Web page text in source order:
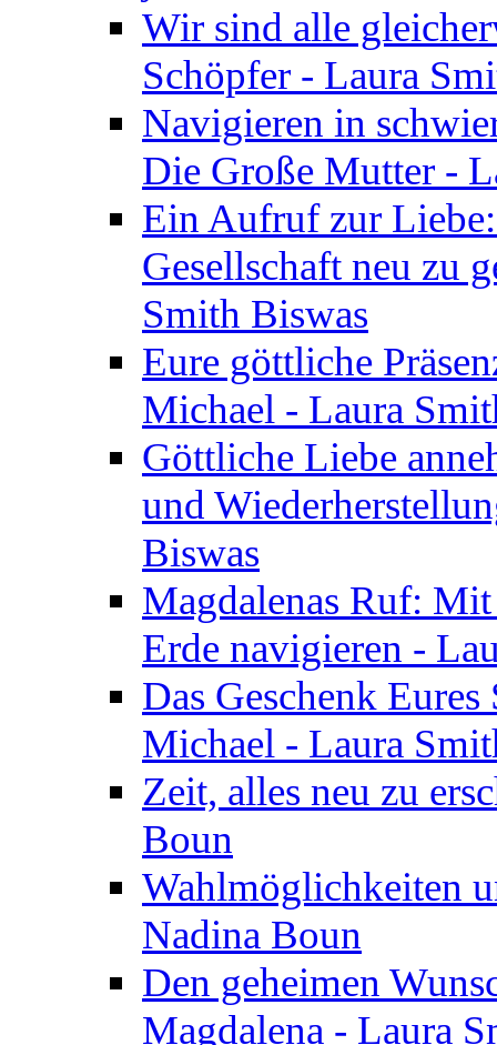
Wir sind alle
Schöpfer - Laura
Navigieren in
Die Große Mutter -
Ein Aufruf zur
Gesellschaft neu zu
Smith Biswas
Eure göttliche
Michael - Laura
Göttliche Liebe
und
Biswas
Magdalenas Ruf:
Erde navigieren -
Das Geschenk
Michael - Laura
Zeit, alles neu zu
Boun
Wahlmöglichkeiten
Nadina Boun
Den geheimen
Magdalena - Laura